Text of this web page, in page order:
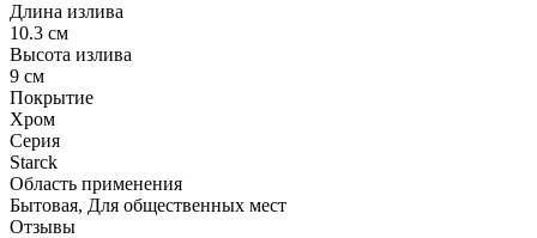
Длина излива
10.3 см
Высота излива
9 см
Покрытие
Хром
Серия
Starck
Область применения
Бытовая, Для общественных мест
Отзывы